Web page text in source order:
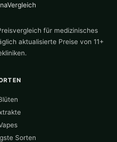
für medizinisches
aktualisierte Preise von 11+
Sorten